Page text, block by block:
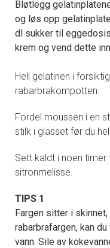
Bløtlegg
og løs opp
dl sukker til
krem og vend dette
Hell gelatinen i
rabarbrakompotten.
Fordel moussen i en
stilk i glasset før du
Sett kaldt i noen
sitronmelisse.
TIPS 1
Fargen sitter i
rabarbrafargen, kan
vann. Sile av